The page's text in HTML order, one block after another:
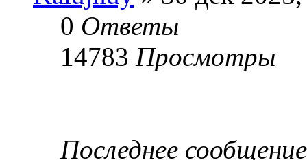
0 Ответы
14783 Просмотры
Последнее